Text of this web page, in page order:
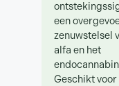
een
zenuwstelsel
alfa en het
Geschikt